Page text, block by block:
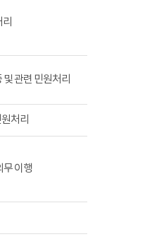
관련 민원처리
처리
무 이행